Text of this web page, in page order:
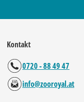
Kontakt
0720 - 88 49 47
info@zooroyal.at